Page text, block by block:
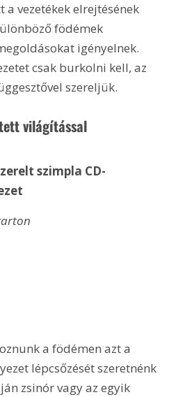
vezetékek elrejtésének
födémek
igényelnek.
csak burkolni kell, az
szereljük.
világítással
szimpla CD-
a födémen azt a
lépcsőzését szeretnénk
zsinór vagy az egyik